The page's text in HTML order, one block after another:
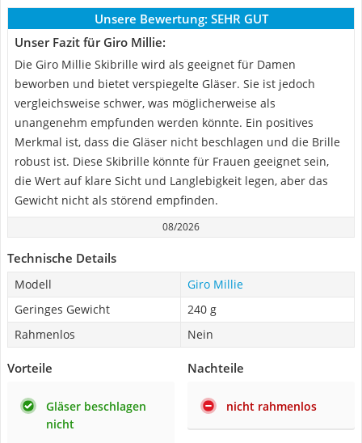
Unsere Bewertung: SEHR GUT
Unser Fazit für Giro Millie:
Die Giro Millie Skibrille wird als geeignet für Damen
beworben und bietet verspiegelte Gläser. Sie ist jedoch
vergleichsweise schwer, was möglicherweise als
unangenehm empfunden werden könnte. Ein positives
Merkmal ist, dass die Gläser nicht beschlagen und die Brille
robust ist. Diese Skibrille könnte für Frauen geeignet sein,
die Wert auf klare Sicht und Langlebigkeit legen, aber das
Gewicht nicht als störend empfinden.
08/2026
Technische Details
Modell
Giro Millie
Geringes Gewicht
240 g
Rahmenlos
Nein
Vorteile
Gläser beschlagen
nicht
Nachteile
nicht rahmenlos